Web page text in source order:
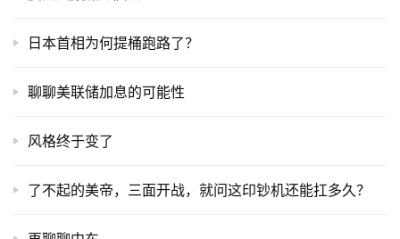
日本首相为何提桶跑路了？
聊聊美联储加息的可能性
风格终于变了
了不起的美帝，三面开战，就问这印钞机还能扛多久？